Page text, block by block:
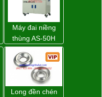
Máy đai niềng
thùng AS-50H
Wellpack
Long đền chén